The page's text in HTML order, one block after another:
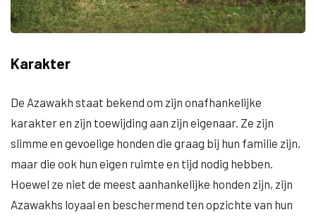
Karakter
De Azawakh staat bekend om zijn onafhankelijke
karakter en zijn toewijding aan zijn eigenaar. Ze zijn
slimme en gevoelige honden die graag bij hun familie zijn,
maar die ook hun eigen ruimte en tijd nodig hebben.
Hoewel ze niet de meest aanhankelijke honden zijn, zijn
Azawakhs loyaal en beschermend ten opzichte van hun